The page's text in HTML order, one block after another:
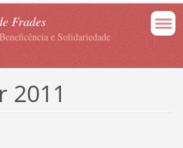
Frades
e Solidariedade
2011